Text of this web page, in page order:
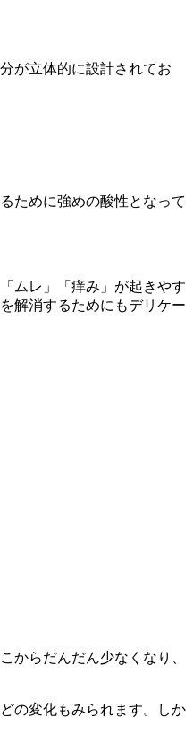
が立体的に設計されてお
ために強めの酸性となって
ムレ」「痒み」が起きやす
解消するためにもデリケー
からだんだん少なくなり、
の変化もみられます。しか